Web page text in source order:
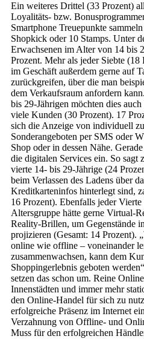
Ein weiteres Drittel (33 Prozent)
Loyalitäts- bzw.
Smartphone Treuepunkte
Shopkick oder 10 Stamps. Unter
Erwachsenen im Alter von 14 bis
Prozent. Mehr als jeder Siebte
im Geschäft außerdem gerne auf
zurückgreifen, über die man
dem Verkaufsraum anfordern
bis 29-Jährigen möchten dies
viele Kunden (30 Prozent). 17
sich die Anzeige von individuell
Sonderangeboten per SMS oder
Shop oder in dessen Nähe.
die digitalen Services ein. So sagt
vierte 14- bis 29-Jährige (24
beim Verlassen des Ladens über
Kreditkarteninfos hinterlegt sind,
16 Prozent). Ebenfalls jeder
Altersgruppe hätte gerne Virtual-
Reality-Brillen, um Gegenstände
projizieren (Gesamt: 14 Prozent).
online wie offline – voneinander
zusammenwachsen, kann dem
Shoppingerlebnis geboten
setzen das schon um. Reine
Innenstädten und immer mehr
den Online-Handel für sich zu
erfolgreiche Präsenz im Internet
Verzahnung von Offline- und
Muss für den erfolgreichen